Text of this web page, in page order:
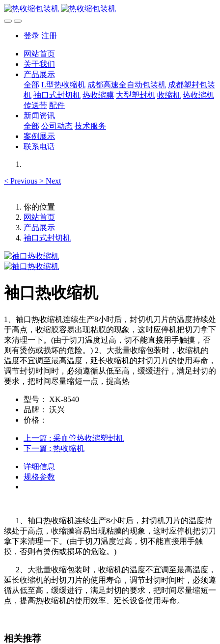
登录 注册
网站首页
关于我们
产品展示
全部 L型热收缩机 成都高速全自动包装机 成都塑封包装
机 袖口式封切机 热收缩膜 大型塑封机 收缩机 热收缩机
传送带 配件
新闻资讯
全部 公司动态 技术服务
案例展示
联系电话
< Previous > Next
你的位置
网站首页
产品展示
袖口式封切机
袖口热收缩机
1、袖口热收缩机连续生产8小时后，封切机刀片的温度持续处
于高点，收缩膜容易出现粘膜的现象，这时应停机把切刀拿下
来清理一下。(由于切刀温度过高，切不能直接用手触摸，否
则有烫伤或损坏的危险。) 2、大批量收缩包装时，收缩机的
温度不宜调至最高温度，延长收缩机的封切刀片的使用寿命，
调节封切时间时，必须遵循从低至高，缓缓进行，满足封切的
要求，把时间尽量缩短一点，提高热
型号：
XK-8540
品牌：
沃兴
价格：
上一篇 : 采血管热收缩塑封机
下一篇 : 热收缩机
详细信息
规格参数
1、袖口热收缩机连续生产8小时后，封切机刀片的温度持
续处于高点，收缩膜容易出现粘膜的现象，这时应停机把切刀
拿下来清理一下。(由于切刀温度过高，切不能直接用手触
摸，否则有烫伤或损坏的危险。)
2、大批量收缩包装时，收缩机的温度不宜调至最高温度，
延长收缩机的封切刀片的使用寿命，调节封切时间时，必须遵
循从低至高，缓缓进行，满足封切的要求，把时间尽量缩短一
点，提高热收缩机的使用效率、延长设备使用寿命。
相关推荐